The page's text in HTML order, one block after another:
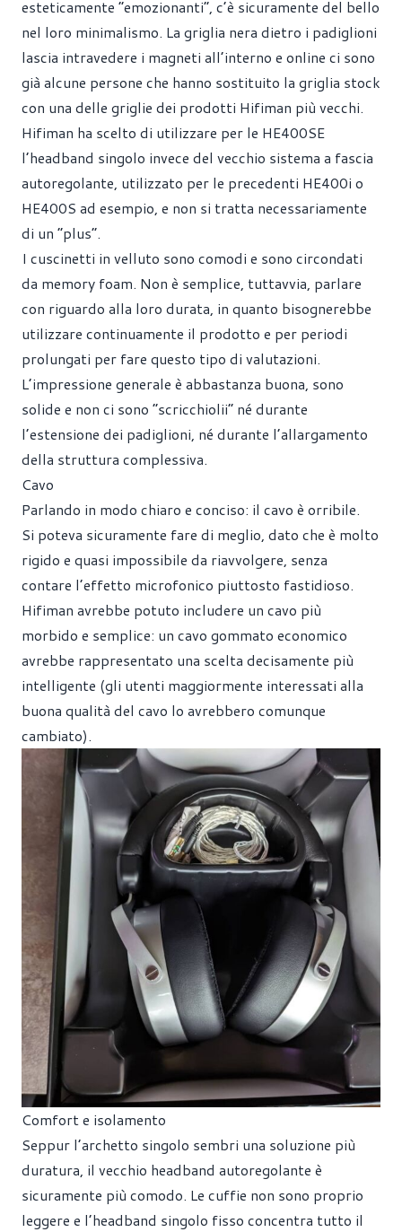
esteticamente “emozionanti”, c’è sicuramente del bello
nel loro minimalismo. La griglia nera dietro i padiglioni
lascia intravedere i magneti all’interno e online ci sono
già alcune persone che hanno sostituito la griglia stock
con una delle griglie dei prodotti Hifiman più vecchi.
Hifiman ha scelto di utilizzare per le HE400SE
l’headband singolo invece del vecchio sistema a fascia
autoregolante, utilizzato per le precedenti HE400i o
HE400S ad esempio, e non si tratta necessariamente
di un “plus”.
I cuscinetti in velluto sono comodi e sono circondati
da memory foam. Non è semplice, tuttavvia, parlare
con riguardo alla loro durata, in quanto bisognerebbe
utilizzare continuamente il prodotto e per periodi
prolungati per fare questo tipo di valutazioni.
L’impressione generale è abbastanza buona, sono
solide e non ci sono “scricchiolii” né durante
l’estensione dei padiglioni, né durante l’allargamento
della struttura complessiva.
Cavo
Parlando in modo chiaro e conciso: il cavo è orribile.
Si poteva sicuramente fare di meglio, dato che è molto
rigido e quasi impossibile da riavvolgere, senza
contare l’effetto microfonico piuttosto fastidioso.
Hifiman avrebbe potuto includere un cavo più
morbido e semplice: un cavo gommato economico
avrebbe rappresentato una scelta decisamente più
intelligente (gli utenti maggiormente interessati alla
buona qualità del cavo lo avrebbero comunque
cambiato).
Comfort e isolamento
Seppur l’archetto singolo sembri una soluzione più
duratura, il vecchio headband autoregolante è
sicuramente più comodo. Le cuffie non sono proprio
leggere e l’headband singolo fisso concentra tutto il